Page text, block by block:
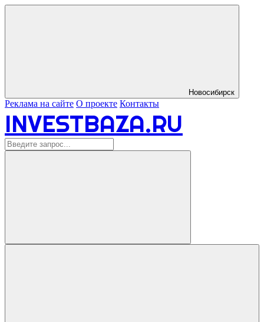
Новосибирск
Реклама на сайте О проекте Контакты
INVESTBAZA.RU